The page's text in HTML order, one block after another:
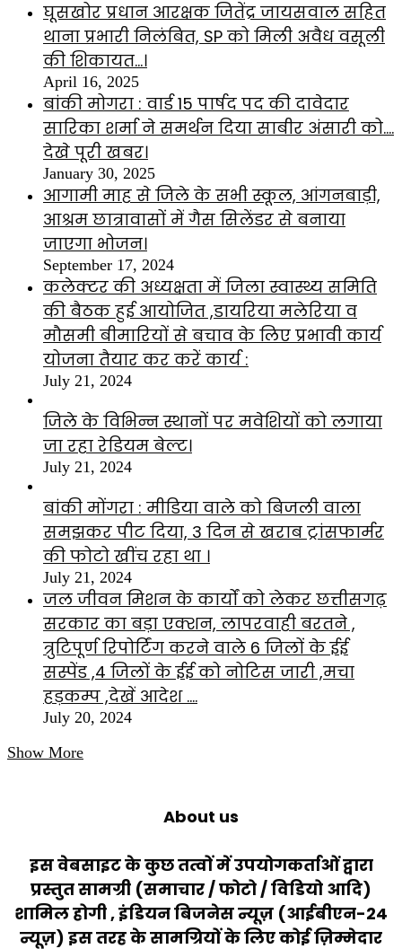
घूसखोर प्रधान आरक्षक जितेंद्र जायसवाल सहित
थाना प्रभारी निलंबित, SP को मिली अवैध वसूली
की शिकायत…।
April 16, 2025
बांकी मोगरा : वार्ड 15 पार्षद पद की दावेदार
सारिका शर्मा ने समर्थन दिया साबीर अंसारी को….
देखे पूरी खबर।
January 30, 2025
आगामी माह से जिले के सभी स्कूल, आंगनबाड़ी,
आश्रम छात्रावासों में गैस सिलेंडर से बनाया
जाएगा भोजन।
September 17, 2024
कलेक्टर की अध्यक्षता में जिला स्वास्थ्य समिति
की बैठक हुई आयोजित ,डायरिया मलेरिया व
मौसमी बीमारियों से बचाव के लिए प्रभावी कार्य
योजना तैयार कर करें कार्य :
July 21, 2024
जिले के विभिन्न स्थानों पर मवेशियों को लगाया
जा रहा रेडियम बेल्ट।
July 21, 2024
बांकी मोंगरा : मीडिया वाले को बिजली वाला
समझकर पीट दिया, 3 दिन से खराब ट्रांसफार्मर
की फोटो खींच रहा था ।
July 21, 2024
जल जीवन मिशन के कार्यों को लेकर छत्तीसगढ़
सरकार का बड़ा एक्शन, लापरवाही बरतने ,
त्रुटिपूर्ण रिपोर्टिंग करने वाले 6 जिलों के ईई
सस्पेंड ,4 जिलों के ईई को नोटिस जारी ,मचा
हड़कम्प ,देखें आदेश ….
July 20, 2024
Show More
About us
इस वेबसाइट के कुछ तत्वों में उपयोगकर्ताओं द्वारा
प्रस्तुत सामग्री (समाचार / फोटो / विडियो आदि)
शामिल होगी , इंडियन बिजनेस न्यूज़ (आईबीएन-24
न्यूज़) इस तरह के सामग्रियों के लिए कोई ज़िम्मेदार